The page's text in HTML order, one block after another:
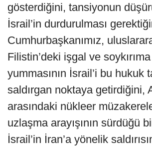
gösterdiğini, tansiyonun
İsrail’in durdurulması
Cumhurbaşkanımız,
Filistin’deki işgal ve
yummasının İsrail’i bu hukuk
saldırgan noktaya getirdiğini,
arasındaki nükleer
uzlaşma arayışının sürdüğü
İsrail’in İran’a yönelik